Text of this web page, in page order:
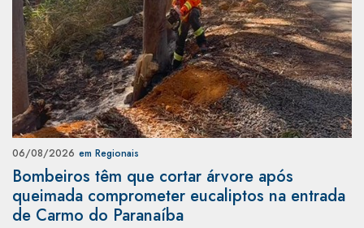
06/08/2026 em Regionais
Bombeiros têm que cortar árvore após
queimada comprometer eucaliptos na entrada
de Carmo do Paranaíba